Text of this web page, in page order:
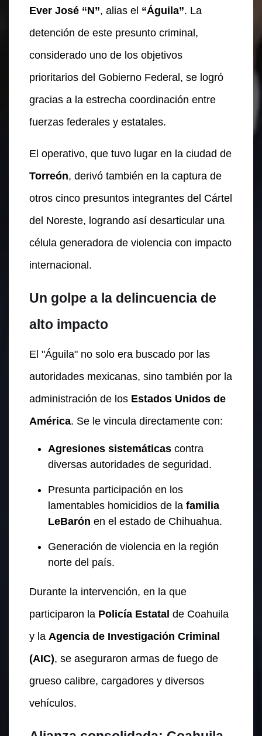
Ever José “N”, alias el “Águila”. La
detención de este presunto criminal,
considerado uno de los objetivos
prioritarios del Gobierno Federal, se logró
gracias a la estrecha coordinación entre
fuerzas federales y estatales.
El operativo, que tuvo lugar en la ciudad de
Torreón, derivó también en la captura de
otros cinco presuntos integrantes del Cártel
del Noreste, logrando así desarticular una
célula generadora de violencia con impacto
internacional.
Un golpe a la delincuencia de
alto impacto
El "Águila" no solo era buscado por las
autoridades mexicanas, sino también por la
administración de los Estados Unidos de
América. Se le vincula directamente con:
Agresiones sistemáticas contra
diversas autoridades de seguridad.
Presunta participación en los
lamentables homicidios de la familia
LeBarón en el estado de Chihuahua.
Generación de violencia en la región
norte del país.
Durante la intervención, en la que
participaron la Policía Estatal de Coahuila
y la Agencia de Investigación Criminal
(AIC), se aseguraron armas de fuego de
grueso calibre, cargadores y diversos
vehículos.